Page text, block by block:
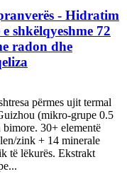
- Hidratim
shkëlqyeshme 72
radon dhe
përmes ujit termal
(mikro-grupe 0.5
30+ elementë
zink + 14 minerale
të lëkurës. Ekstrakt